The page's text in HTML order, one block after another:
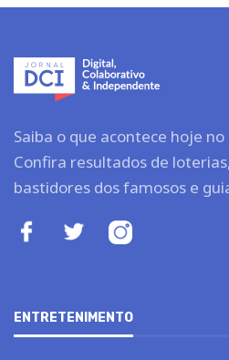
Saiba o que acontece hoje
Confira resultados de
bastidores dos famosos e
ENTRETENIMENTO